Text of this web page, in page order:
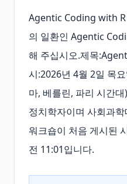
Agentic Coding with R
의 일환인 Agentic
해 주십시오.제목
시:2026년 4월 2일 목
마, 베를린, 파리 시간
정치학자이며 사회과
워크숍이 처음 게시된
전 11:01입니다.